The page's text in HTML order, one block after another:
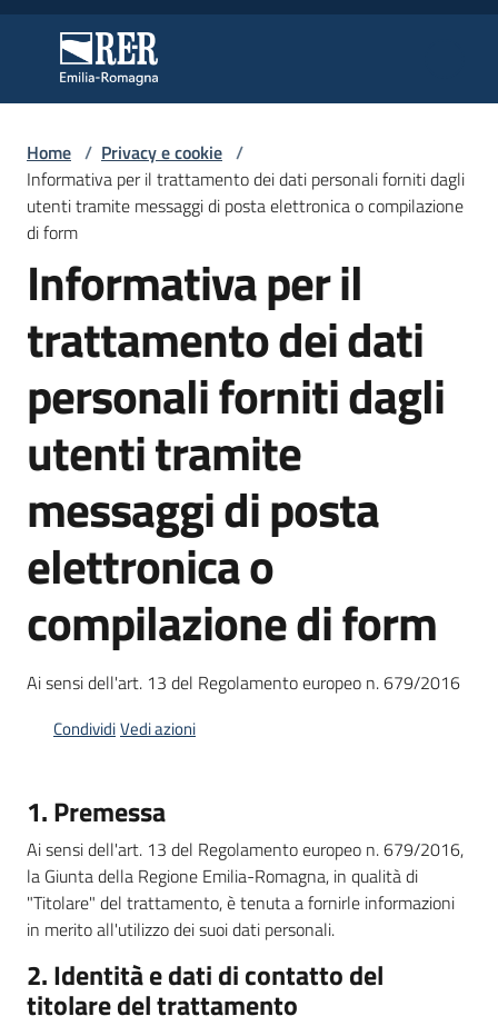
Regione Emilia-Romagna
Regione Emilia-Romagna
Regione
Novità
Servizi
Leggi
Bandi
Argomenti
Campagne
Seguici
su
Home / Privacy e cookie /
Informativa per il trattamento dei dati personali forniti dagli
utenti tramite messaggi di posta elettronica o compilazione
di form
Informativa per il
trattamento dei dati
personali forniti dagli
utenti tramite
messaggi di posta
elettronica o
compilazione di form
Ai sensi dell'art. 13 del Regolamento europeo n. 679/2016
CondividiVedi azioni
1. Premessa
Ai sensi dell'art. 13 del Regolamento europeo n. 679/2016,
la Giunta della Regione Emilia-Romagna, in qualità di
"Titolare" del trattamento, è tenuta a fornirle informazioni
in merito all'utilizzo dei suoi dati personali.
2. Identità e dati di contatto del
titolare del trattamento